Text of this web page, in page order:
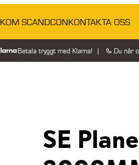
OM SCANDCONKONTAKTA OSS
Betala tryggt med Klarna! Du når
SE